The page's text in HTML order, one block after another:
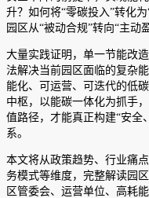
升？如何将“零碳投入”转化
园区从“被动合规”转向“主动
大量实践证明，单一节能改
法解决当前园区面临的复杂
能化、可运营、可迭代的低
中枢，以能碳一体化为抓手
值路径，才能真正构建“安全
系。
本文将从政策趋势、行业痛
务模式等维度，完整解读园
区管委会、运营单位、高耗